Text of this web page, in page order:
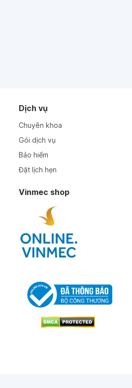
Dịch vụ
Chuyên khoa
Gói dịch vụ
Bảo hiểm
Đặt lịch hẹn
Vinmec shop